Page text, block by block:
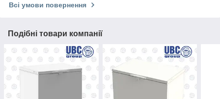
Всі умови повернення
Подібні товари компанії